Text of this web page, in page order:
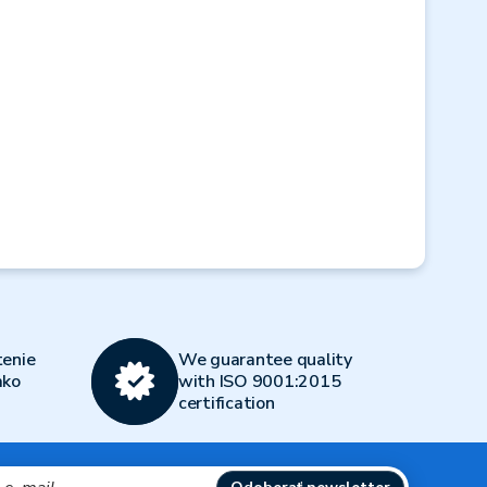
We guarantee quality
with ISO 9001:2015
certification